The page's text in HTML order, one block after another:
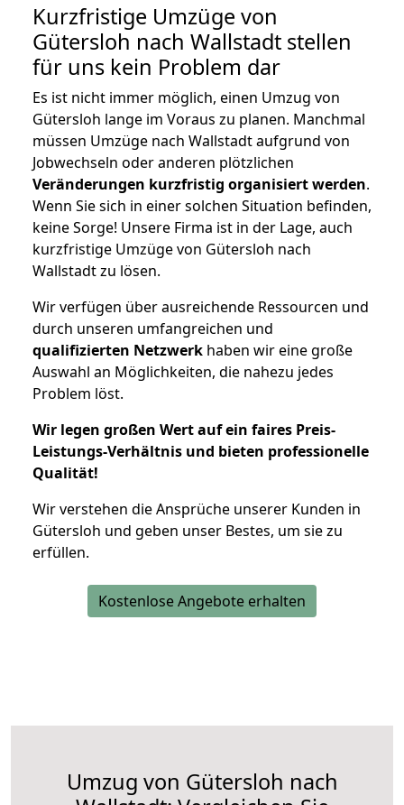
Kurzfristige Umzüge von
Gütersloh nach Wallstadt stellen
für uns kein Problem dar
Es ist nicht immer möglich, einen Umzug von
Gütersloh lange im Voraus zu planen. Manchmal
müssen Umzüge nach Wallstadt aufgrund von
Jobwechseln oder anderen plötzlichen
Veränderungen kurzfristig organisiert werden.
Wenn Sie sich in einer solchen Situation befinden,
keine Sorge! Unsere Firma ist in der Lage, auch
kurzfristige Umzüge von Gütersloh nach
Wallstadt zu lösen.
Wir verfügen über ausreichende Ressourcen und
durch unseren umfangreichen und
qualifizierten Netzwerk haben wir eine große
Auswahl an Möglichkeiten, die nahezu jedes
Problem löst.
Wir legen großen Wert auf ein faires Preis-
Leistungs-Verhältnis und bieten professionelle
Qualität!
Wir verstehen die Ansprüche unserer Kunden in
Gütersloh und geben unser Bestes, um sie zu
erfüllen.
Kostenlose Angebote erhalten
Umzug von Gütersloh nach